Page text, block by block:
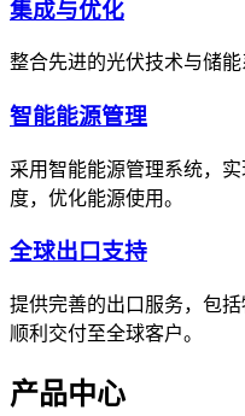
集成与优化
整合先进的光伏技术与储
智能能源管理
采用智能能源管理系统，
度，优化能源使用。
全球出口支持
提供完善的出口服务，包
顺利交付至全球客户。
产品中心